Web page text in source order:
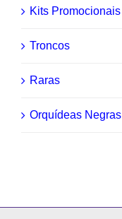
Kits Promocionais
Troncos
Raras
Orquídeas Negras